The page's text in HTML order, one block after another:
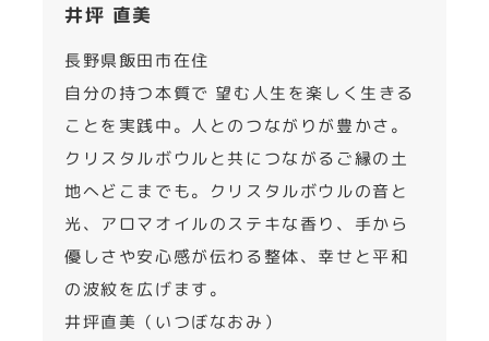
井坪 直美
長野県飯田市在住
自分の持つ本質で 望む人生を楽しく生きる
ことを実践中。人とのつながりが豊かさ。
クリスタルボウルと共につながるご縁の土
地へどこまでも。クリスタルボウルの音と
光、アロマオイルのステキな香り、手から
優しさや安心感が伝わる整体、幸せと平和
の波紋を広げます。
井坪直美（いつぼなおみ）